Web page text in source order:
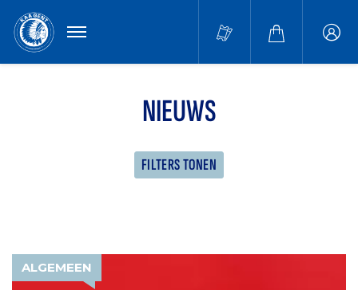
MENU
NIEUWS
FILTERS TONEN
ALGEMEEN